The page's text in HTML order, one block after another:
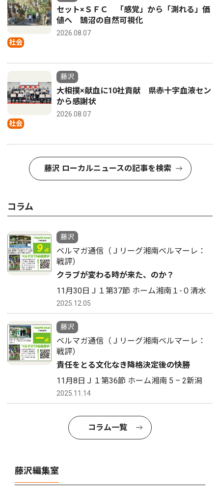
社会
セット×ＳＦＣ 「感覚」から「測れる」価
値へ 鵠沼の自然可視化
2026.08.07
社会
藤沢
大相撲×献血に10社貢献 県赤十字血液セン
から感謝状
2026.08.07
藤沢 ローカルニュースの記事を検索
コラム
藤沢
ベルマガ通信（Ｊリーグ湘南ベルマーレ：
戦評）
クラブが変わる時が来た、のか？
11月30日Ｊ１第37節 ホーム湘南１-０清水
2025.12.05
藤沢
ベルマガ通信（Ｊリーグ湘南ベルマーレ：
戦評）
責任をとる文化なき降格決定後の快勝
11月8日Ｊ１第36節 ホーム湘南 5 – 2新潟
2025.11.14
コラム一覧
藤沢編集室